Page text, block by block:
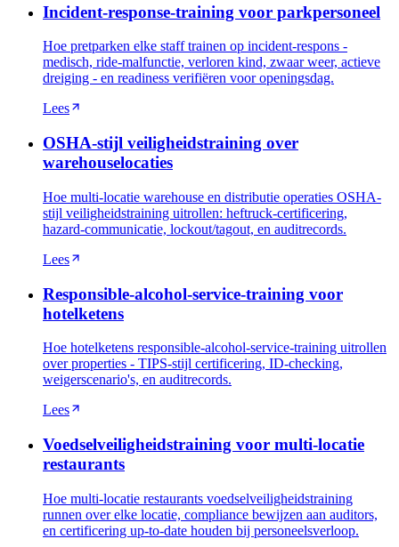
Incident-response-training voor parkpersoneel
Hoe pretparken elke staff trainen op incident-respons -
medisch, ride-malfunctie, verloren kind, zwaar weer, actieve
dreiging - en readiness verifiëren voor openingsdag.
Lees
OSHA-stijl veiligheidstraining over
warehouselocaties
Hoe multi-locatie warehouse en distributie operaties OSHA-
stijl veiligheidstraining uitrollen: heftruck-certificering,
hazard-communicatie, lockout/tagout, en auditrecords.
Lees
Responsible-alcohol-service-training voor
hotelketens
Hoe hotelketens responsible-alcohol-service-training uitrollen
over properties - TIPS-stijl certificering, ID-checking,
weigerscenario's, en auditrecords.
Lees
Voedselveiligheidstraining voor multi-locatie
restaurants
Hoe multi-locatie restaurants voedselveiligheidstraining
runnen over elke locatie, compliance bewijzen aan auditors,
en certificering up-to-date houden bij personeelsverloop.